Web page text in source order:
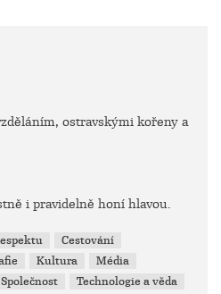
ostravskými kořeny a
i pravidelně honí hlavou.
Cestování
Kultura
Média
Společnost
Technologie a věda